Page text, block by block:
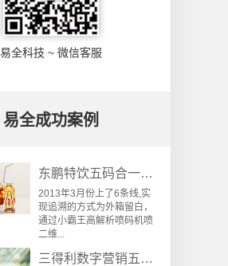
易全科技 ~ 微信客服
易全成功案例
东鹏特饮五码合一关联防伪防窜货追溯系统成功案例
2013年3月份上了6条线,实
现追溯的方式为外箱留白，
通过小霸王高解析喷码机喷
二维...
三得利数字营销五码关联高速线系统解决方案